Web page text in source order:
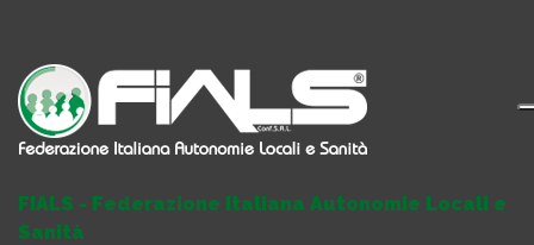
FIALS - Federazione Italiana Autonomie Locali e
Sanità